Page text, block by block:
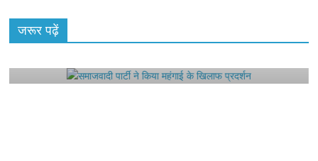
जरूर पढ़ें
राजनीतिक
समाजवादी पार्टी ने किया महंगाई के खिलाफ प्रदर्शन